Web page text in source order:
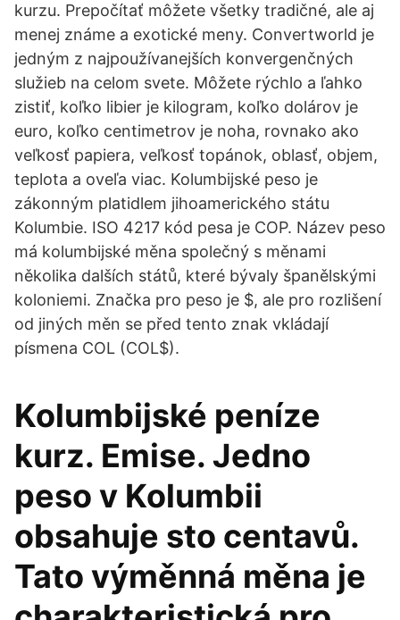
kurzu. Prepočítať môžete všetky tradičné, ale aj
menej známe a exotické meny. Convertworld je
jedným z najpoužívanejších konvergenčných
služieb na celom svete. Môžete rýchlo a ľahko
zistiť, koľko libier je kilogram, koľko dolárov je
euro, koľko centimetrov je noha, rovnako ako
veľkosť papiera, veľkosť topánok, oblasť, objem,
teplota a oveľa viac. Kolumbijské peso je
zákonným platidlem jihoamerického státu
Kolumbie. ISO 4217 kód pesa je COP. Název peso
má kolumbijské měna společný s měnami
několika dalších států, které bývaly španělskými
koloniemi. Značka pro peso je $, ale pro rozlišení
od jiných měn se před tento znak vkládají
písmena COL (COL$).
Kolumbijské peníze
kurz. Emise. Jedno
peso v Kolumbii
obsahuje sto centavů.
Tato výměnná měna je